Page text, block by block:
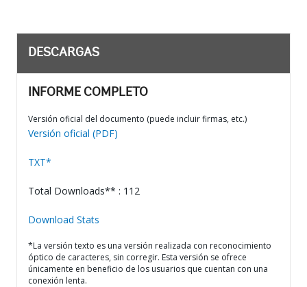
DESCARGAS
INFORME COMPLETO
Versión oficial del documento (puede incluir firmas, etc.)
Versión oficial (PDF)
TXT*
Total Downloads** : 112
Download Stats
*La versión texto es una versión realizada con reconocimiento
óptico de caracteres, sin corregir. Esta versión se ofrece
únicamente en beneficio de los usuarios que cuentan con una
conexión lenta.